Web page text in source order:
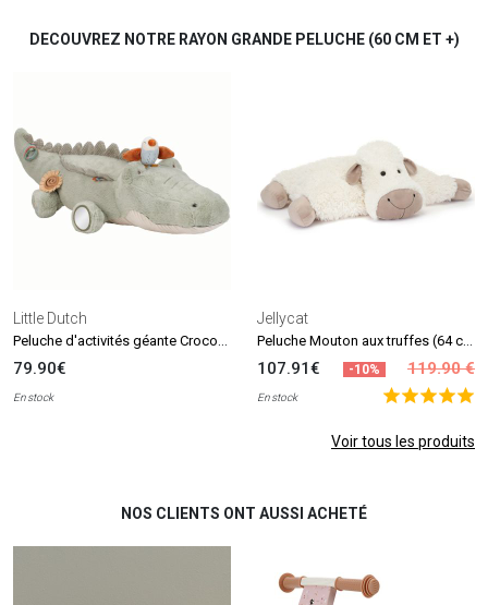
DECOUVREZ NOTRE RAYON GRANDE PELUCHE (60 CM ET +)
Little Dutch
Peluche d'activités géante Crocodile Safari Friends (90 cm)
79.90€
En stock
Jellycat
Peluche Mouton aux truffes (64 cm)
107.91€ -10% 119.90 €
En stock
Voir tous les produits
NOS CLIENTS ONT AUSSI ACHETÉ